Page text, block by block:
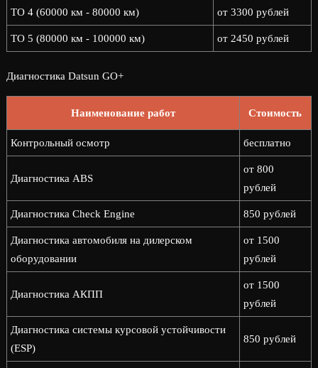
ТО 4 (60000 км - 80000 км) от 3300 рублей
ТО 5 (80000 км - 100000 км) от 2450 рублей
Диагностика Datsun GO+
Наименование работ Стоимость
Контрольный осмотр бесплатно
Диагностика ABS
от 800
рублей
Диагностика Check Engine 850 рублей
Диагностика автомобиля на дилерском
оборудовании
от 1500
рублей
Диагностика АКПП
от 1500
рублей
Диагностика системы курсовой устойчивости
(ESP)
850 рублей